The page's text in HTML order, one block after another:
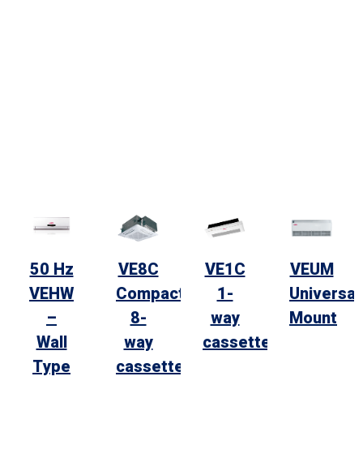
50 Hz
VEHW
–
Wall
Type
VE8C
Compact
8-
way
cassette
VE1C
1-
way
cassette
VEUM
Universal
Mount